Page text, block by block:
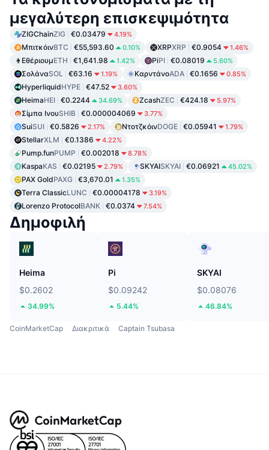
μεγαλύτερη επισκεψιμότητα
ZIGChainZIG €0.03479 4.19%
ΜπιτκόινBTC €55,593.60 0.10% XRPXRP €0.9054 1.46%
ΕθέριουμETH €1,641.98 1.42% PiPI €0.08019 5.60%
ΣολάναSOL €63.16 1.19% ΚαρντάνοADA €0.1656 0.85%
HyperliquidHYPE €47.52 3.60%
HeimaHEI €0.2244 34.69% ZcashZEC €424.18 5.97%
Σίμπα ΙνουSHIB €0.000004069 3.77%
SuiSUI €0.5826 2.17% ΝτοτζκόινDOGE €0.05941 1.79%
StellarXLM €0.1386 4.22%
Pump.funPUMP €0.002018 8.78%
KaspaKAS €0.02195 2.79% SKYAISKYAI €0.06921 45.02%
PAX GoldPAXG €3,670.01 1.35%
Terra ClassicLUNC €0.00004178 3.19%
Lorenzo ProtocolBANK €0.0374 7.54%
Δημοφιλή
Heima
$0.2602
34.99%
Pi
$0.09242
5.44%
SKYAI
$0.08076
46.84%
CoinMarketCap Διακριτικά Captain Tsubasa